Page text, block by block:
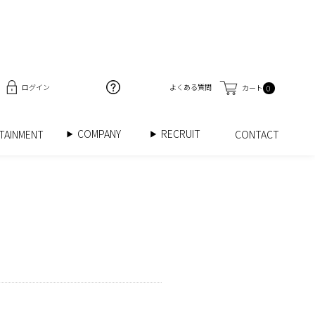
ログイン よくある質問 カート 0
COMPANY RECRUIT CONTACT